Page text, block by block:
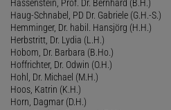
Hassenstein, Prof. Dr. Bernhard (B.H.)
Haug-Schnabel, PD Dr. Gabriele (G.H.-S.)
Hemminger, Dr. habil. Hansjörg (H.H.)
Herbstritt, Dr. Lydia (L.H.)
Hobom, Dr. Barbara (B.Ho.)
Hoffrichter, Dr. Odwin (O.H.)
Hohl, Dr. Michael (M.H.)
Hoos, Katrin (K.H.)
Horn, Dagmar (D.H.)